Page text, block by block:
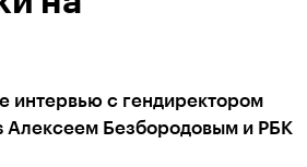
интервью с гендиректором
Алексеем Безбородовым и РБК